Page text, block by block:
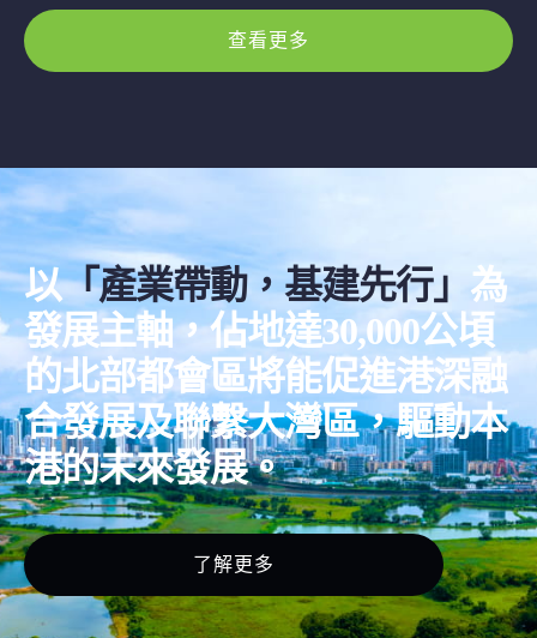
查看更多
以「產業帶動，基建先行」 為
發展主軸，佔地達30,000公頃
的北部都會區將能促進港深融
合發展及聯繫大灣區，驅動本
港的未來發展。
了解更多